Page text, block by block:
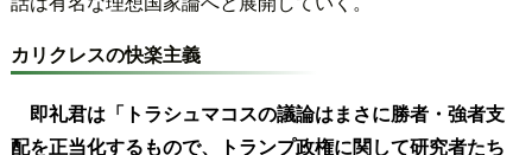
カリクレスの快楽主義
即礼君は「トラシュマコスの議論はまさに勝者・強者支
配を正当化するもので、トランプ政権に関して研究者たち